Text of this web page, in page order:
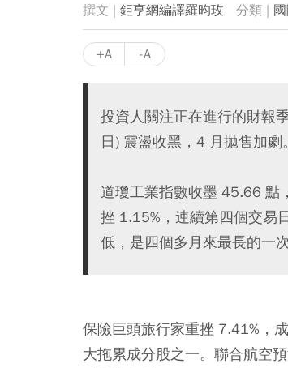
鉅亨網編譯羅昀玫
+A -A
投資人關注正在進行的財報
日) 震盪收黑，4 月拋售加劇。
道瓊工業指數收墨 45.66 點
挫 1.15%，連續第四個交易
低，是四個多月來最長的一次
保險巨頭旅行家重挫 7.41%，
大拖累成分股之一。聯合航空